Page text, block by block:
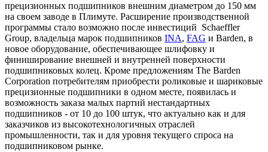
прецизионных подшипников внешним диаметром до 150 мм
на своем заводе в Плимуте. Расширение производственной
программы стало возможно после инвестиций Schaeffler
Group, владельца марок подшипников INA, FAG и Barden, в
новое оборудование, обеспечивающее шлифовку и
финиширование внешней и внутренней поверхности
подшипниковых колец. Кроме предложениям The Barden
Corporation потребителям приобрести роликовые и шариковые
прецизионные подшипники в одном месте, появилась и
возможность заказа малых партий нестандартных
подшипников - от 10 до 100 штук, что актуально как и для
заказчиков из высокотехнологичных отраслей
промышленности, так и для уровня текущего спроса на
подшипниковом рынке.